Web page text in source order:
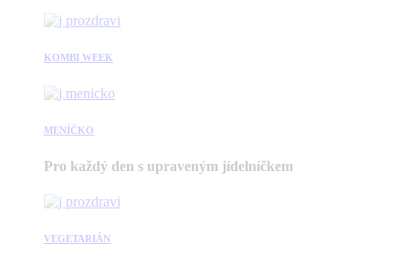
KOMBI WEEK
MENÍČKO
Pro každý den s upraveným jídelníčkem
VEGETARIÁN